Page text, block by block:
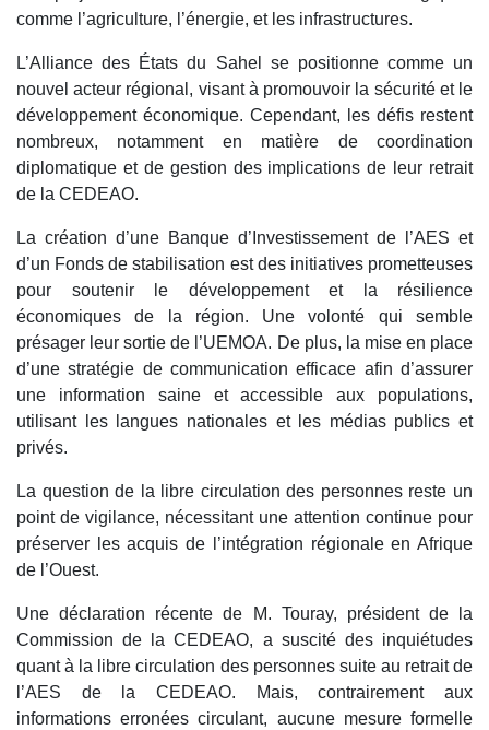
comme l’agriculture, l’énergie, et les infrastructures.
L’Alliance des États du Sahel se positionne comme un
nouvel acteur régional, visant à promouvoir la sécurité et le
développement économique. Cependant, les défis restent
nombreux, notamment en matière de coordination
diplomatique et de gestion des implications de leur retrait
de la CEDEAO.
La création d’une Banque d’Investissement de l’AES et
d’un Fonds de stabilisation est des initiatives prometteuses
pour soutenir le développement et la résilience
économiques de la région. Une volonté qui semble
présager leur sortie de l’UEMOA. De plus, la mise en place
d’une stratégie de communication efficace afin d’assurer
une information saine et accessible aux populations,
utilisant les langues nationales et les médias publics et
privés.
La question de la libre circulation des personnes reste un
point de vigilance, nécessitant une attention continue pour
préserver les acquis de l’intégration régionale en Afrique
de l’Ouest.
Une déclaration récente de M. Touray, président de la
Commission de la CEDEAO, a suscité des inquiétudes
quant à la libre circulation des personnes suite au retrait de
l’AES de la CEDEAO. Mais, contrairement aux
informations erronées circulant, aucune mesure formelle